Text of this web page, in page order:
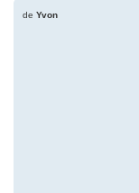
de Yvon